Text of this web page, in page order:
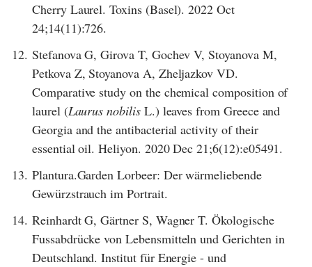
Cherry Laurel. Toxins (Basel). 2022 Oct
24;14(11):726.
12. Stefanova G, Girova T, Gochev V, Stoyanova M,
Petkova Z, Stoyanova A, Zheljazkov VD.
Comparative study on the chemical composition of
laurel (Laurus nobilisL.) leaves from Greece and
Georgia and the antibacterial activity of their
essential oil. Heliyon. 2020 Dec 21;6(12):e05491.
13. Plantura.Garden Lorbeer: Der wärmeliebende
Gewürzstrauch im Portrait.
14. Reinhardt G, Gärtner S, Wagner T. Ökologische
Fussabdrücke von Lebensmitteln und Gerichten in
Deutschland. Institut für Energie - und